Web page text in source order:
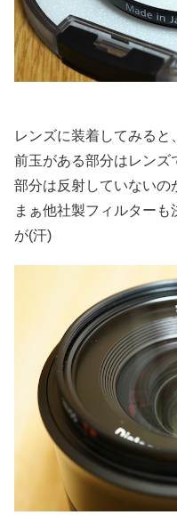
レンズに装着してみると、
前玉がある部分はレンズ
部分は反射していないの
まぁ他社製フィルターも
が(汗)